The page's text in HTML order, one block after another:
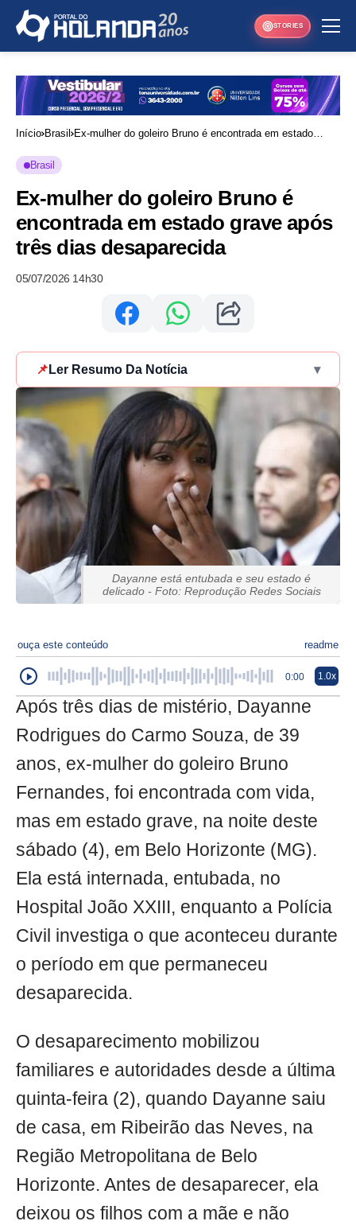
STORIES
Início Brasil
Ex-mulher do goleiro Bruno é encontrada em estado
Brasil
Ex-mulher do goleiro Bruno é
encontrada em estado grave após
três dias desaparecida
05/07/2026 14h30
📌 Ler Resumo Da Notícia ▾
Dayanne está entubada e seu estado é
delicado - Foto: Reprodução Redes Sociais
ouça este conteúdo readme
0:00 1.0x
Após três dias de mistério, Dayanne
Rodrigues do Carmo Souza, de 39
anos, ex-mulher do goleiro Bruno
Fernandes, foi encontrada com vida,
mas em estado grave, na noite deste
sábado (4), em Belo Horizonte (MG).
Ela está internada, entubada, no
Hospital João XXIII, enquanto a Polícia
Civil investiga o que aconteceu durante
o período em que permaneceu
desaparecida.
O desaparecimento mobilizou
familiares e autoridades desde a última
quinta-feira (2), quando Dayanne saiu
de casa, em Ribeirão das Neves, na
Região Metropolitana de Belo
Horizonte. Antes de desaparecer, ela
deixou os filhos com a mãe e não